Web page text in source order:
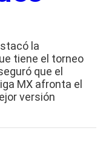
la
tiene el torneo
que el
MX afronta el
versión